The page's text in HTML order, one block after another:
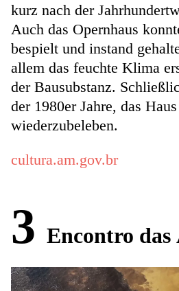
kurz nach der
Auch das Opernhaus
bespielt und instand
allem das feuchte Klima
der Bausubstanz.
der 1980er Jahre, das
wiederzubeleben.
cultura.am.gov.br
3 Encontro das